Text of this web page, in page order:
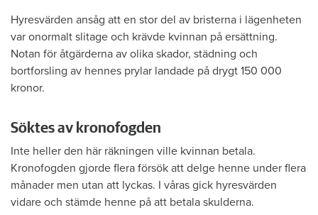
Hyresvärden ansåg att en stor del av bristerna i lägenheten
var onormalt slitage och krävde kvinnan på ersättning.
Notan för åtgärderna av olika skador, städning och
bortforsling av hennes prylar landade på drygt 150 000
kronor.
Söktes av kronofogden
Inte heller den här räkningen ville kvinnan betala.
Kronofogden gjorde flera försök att delge henne under flera
månader men utan att lyckas. I våras gick hyresvärden
vidare och stämde henne på att betala skulderna.